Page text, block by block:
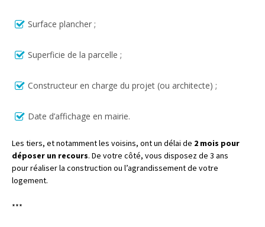
Surface plancher ;
Superficie de la parcelle ;
Constructeur en charge du projet (ou architecte) ;
Date d’affichage en mairie.
Les tiers, et notamment les voisins, ont un délai de 2 mois pour
déposer un recours. De votre côté, vous disposez de 3 ans
pour réaliser la construction ou l’agrandissement de votre
logement.
***